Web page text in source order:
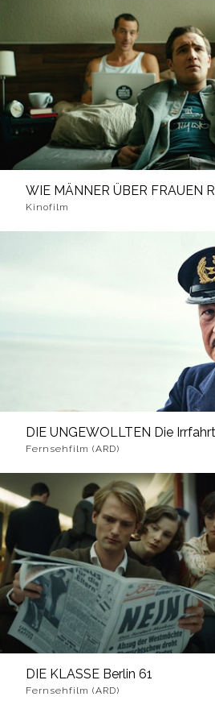
WIE MÄNNER ÜBER FRAUEN
Kinofilm
DIE UNGEWOLLTEN Die
Fernsehfilm (ARD)
DIE KLASSE Berlin 61
Fernsehfilm (ARD)